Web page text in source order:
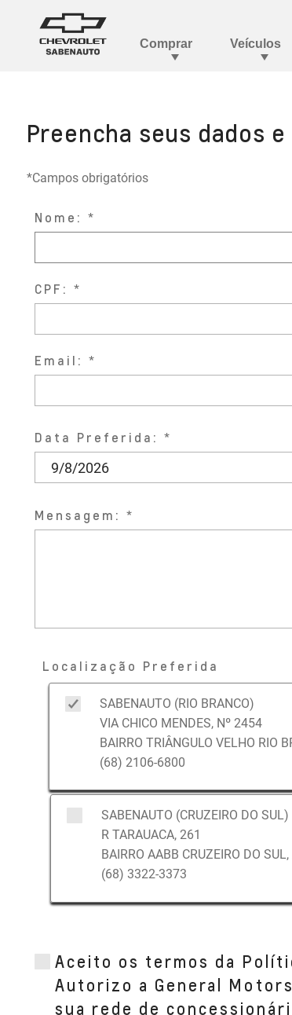
Preencha seus dados
*Campos obrigatórios
Nome:
CPF:
Email:
Data Preferida:
Mensagem:
Localização Preferida
SABENAUTO (RIO BRANCO)
VIA CHICO MENDES, Nº 2454
BAIRRO TRIÂNGULO VELHO RIO
(68) 2106-6800
SABENAUTO (CRUZEIRO DO SUL)
R TARAUACA, 261
BAIRRO AABB CRUZEIRO DO
(68) 3322-3373
Aceito os termos da
Autorizo a General
sua rede de